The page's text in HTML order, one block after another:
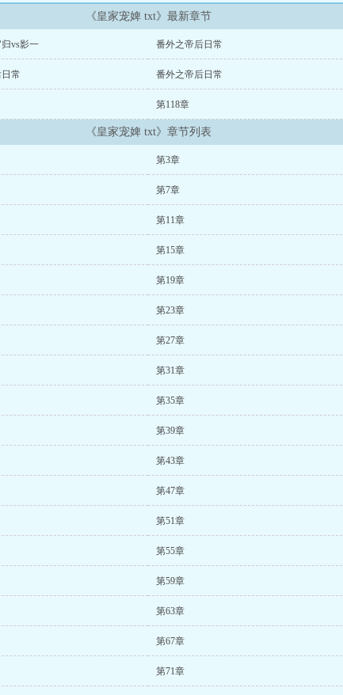
《皇家宠婢 txt》最新章节
vs影一 番外之帝后日常
常 番外之帝后日常
第118章
《皇家宠婢 txt》章节列表
第3章
第7章
第11章
第15章
第19章
第23章
第27章
第31章
第35章
第39章
第43章
第47章
第51章
第55章
第59章
第63章
第67章
第71章